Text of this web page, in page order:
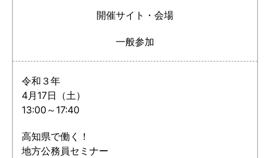
開催サイト・会場
一般参加
令和３年
4月17日（土）
13:00～17:40
高知県で働く！
地方公務員セミナー